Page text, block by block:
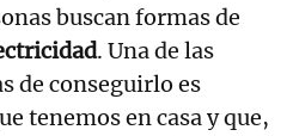
buscan formas de
. Una de las
de conseguirlo es
tenemos en casa y que,